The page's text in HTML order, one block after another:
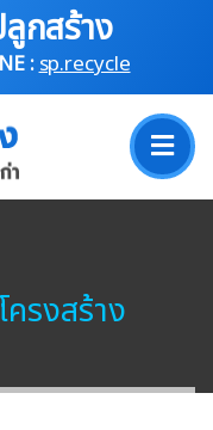
กสร้าง
:sp.recycle
รงสร้าง